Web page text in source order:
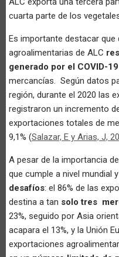
cuarta parte de los
Es importante destacar
agroalimentarias de ALC
generado por el COVID-19
mercancías. Según datos
región, durante el 2020 las
registraron un incremento
exportaciones totales de
9,1% (Salazar, E y Arias, J,
A pesar de la importancia
que cumple a nivel mundial
desafíos: el 86% de las
destina a tan solo tres
23%, seguido por Asia
acapara el 13%, y la Unión
exportaciones